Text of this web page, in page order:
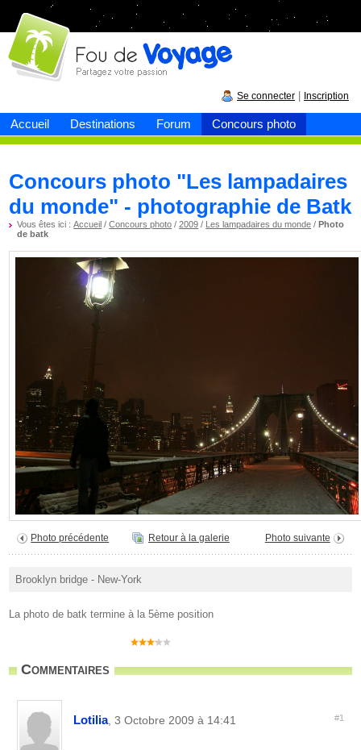
Accueil Destinations Forum Concours photo
Fou devoyage
Se connecter Inscription
Concours photo "Les lampadaires
du monde" - photographie de Batk
Vous êtes ici :Accueil /Concours photo /2009 / Les lampadaires du monde /Photo
de batk
Photo précédente Retour à la galerie Photo suivante
Brooklyn bridge - New-York
La photo de batk termine à la 5ème position
Commentaires
Lotilia, 3 Octobre 2009 à 14:41 #1